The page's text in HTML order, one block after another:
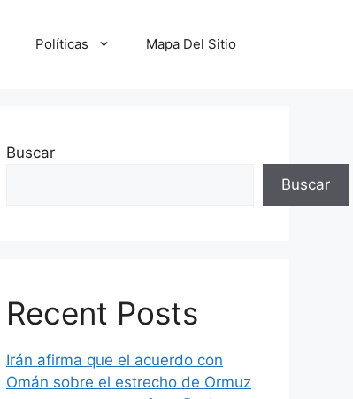
Políticas Mapa Del Sitio
Buscar
Buscar
Recent Posts
Irán afirma que el acuerdo con
Omán sobre el estrecho de Ormuz